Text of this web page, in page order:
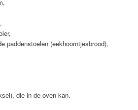
paddenstoelen (eekhoorntjesbrood),
die in de oven kan.